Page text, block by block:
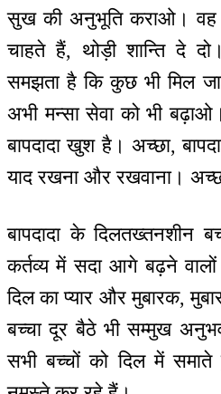
सुख की अनुभूति कराओ। वह
चाहते हैं, थोड़ी शान्ति दे
समझता है कि कुछ भी मिल
अभी मन्सा सेवा को भी
बापदादा खुश है। अच्छा,
याद रखना और रखवाना।
बापदादा के दिलतख्तनशीन
कर्तव्य में सदा आगे बढ़ने वालों
दिल का प्यार और मुबारक,
बच्चा दूर बैठे भी सम्मुख
सभी बच्चों को दिल में